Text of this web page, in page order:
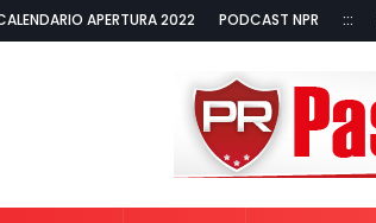
APERTURA 2022 PODCAST NPR :::